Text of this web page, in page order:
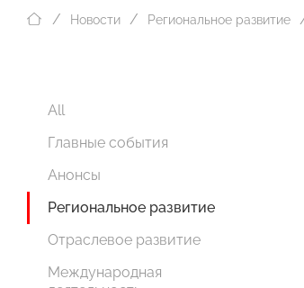
Новости Региональное развитие
All
Главные события
Анонсы
Региональное развитие
Отраслевое развитие
Международная